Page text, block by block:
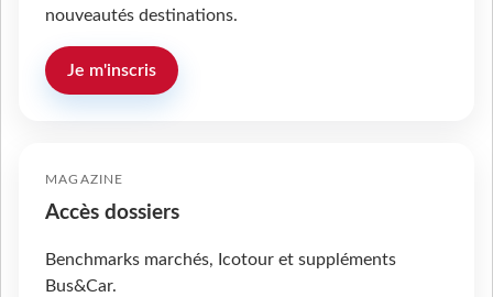
nouveautés destinations.
Je m'inscris
MAGAZINE
Accès dossiers
Benchmarks marchés, Icotour et suppléments
Bus&Car.